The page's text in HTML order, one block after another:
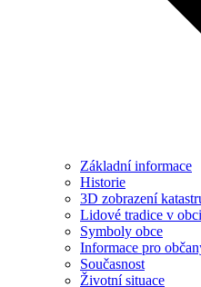
Základní informace
Historie
3D zobrazení
Lidové tradice v
Symboly obce
Informace pro
Současnost
Životní situace